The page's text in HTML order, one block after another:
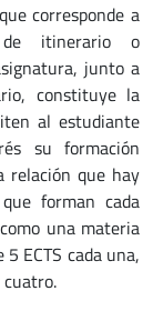
corresponde a
de itinerario o
junto a
constituye la
al estudiante
su formación
relación que hay
forman cada
una materia
ECTS cada una,